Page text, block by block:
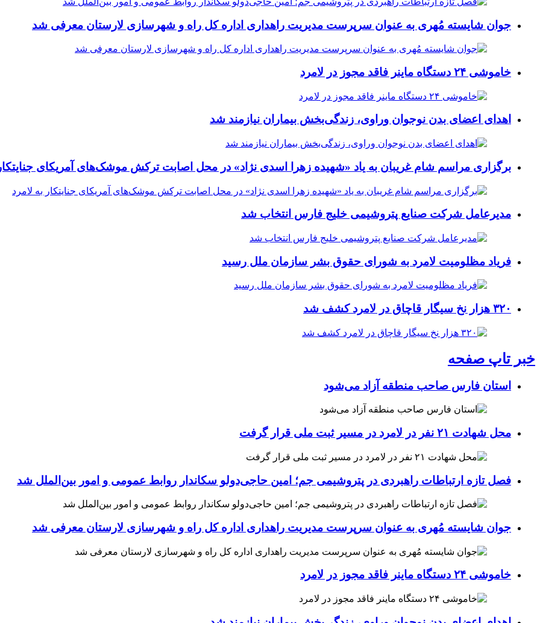
جوان شایسته مُهری به عنوان سرپرست مدیریت راهداری اداره کل راه و شهرسازی لارستان معرفی شد
خاموشی ۲۴ دستگاه ماینر فاقد مجوز در لامرد
اهدای اعضای بدن نوجوان وراوی، زندگی‌بخش بیماران نیازمند شد
برگزاری مراسم شام غریبان به یاد «شهیده زهرا اسدی نژاد» در محل اصابت ترکش موشک‌های آمریکای جنایتکار
مدیرعامل شرکت صنایع پتروشیمی خلیج فارس انتخاب شد
فریاد مظلومیت لامرد به شورای حقوق بشر سازمان ملل رسید
۳۲۰ هزار نخ سیگار قاچاق در لامرد کشف شد
خبر تاپ صفحه
استان فارس صاحب منطقه آزاد می‌شود
محل شهادت ۲۱ نفر در لامرد در مسیر ثبت ملی قرار گرفت
فصل تازه ارتباطات راهبردی در پتروشیمی جم؛ امین حاجی‌دولو سکاندار روابط عمومی و امور بین‌الملل شد
جوان شایسته مُهری به عنوان سرپرست مدیریت راهداری اداره کل راه و شهرسازی لارستان معرفی شد
خاموشی ۲۴ دستگاه ماینر فاقد مجوز در لامرد